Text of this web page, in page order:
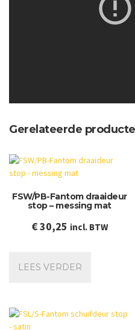
Gerelateerde
FSW/PB-Fantom draaideur
stop – messing mat
€30,25 incl. BTW
LEES VERDER